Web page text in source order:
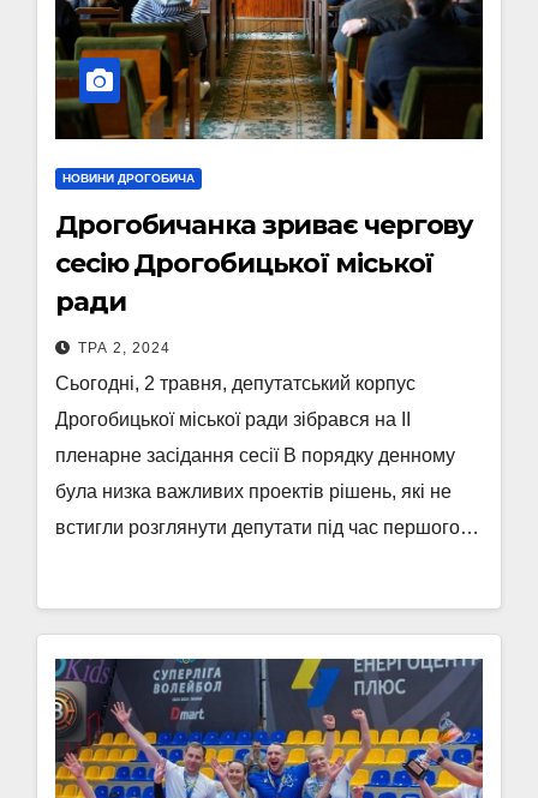
НОВИНИ ДРОГОБИЧА
Дрогобичанка зриває чергову
сесію Дрогобицької міської
ради
ТРА 2, 2024
Сьогодні, 2 травня, депутатський корпус
Дрогобицької міської ради зібрався на ІІ
пленарне засідання сесії В порядку денному
була низка важливих проектів рішень, які не
встигли розглянути депутати під час першого…